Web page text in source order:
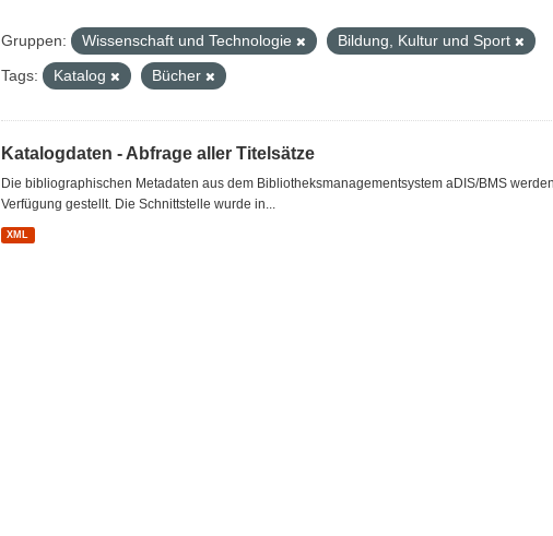
Gruppen: Wissenschaft und Technologie
Bildung, Kultur und Sport
Tags:
Katalog Bücher
Katalogdaten - Abfrage aller Titelsätze
Die bibliographischen Metadaten aus dem Bibliotheksmanagementsystem aDIS/BMS
Verfügung gestellt. Die Schnittstelle wurde in...
XML